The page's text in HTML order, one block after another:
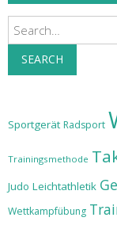
Search
SEARCH
Sportgerät Radsport
Trainingsmethode
Judo Leichtathletik
Wettkampfübung